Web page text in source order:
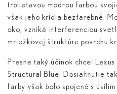
trblietavou modrou farbou
však jeho krídla bezfarebné.
oko, vzniká interferenciou
mriežkovej štruktúre povrchu
Presne taký účinok chcel
Structural Blue. Dosiahnutie
farby však bolo spojené s